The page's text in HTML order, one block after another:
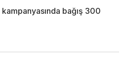
kampanyasında bağış 300